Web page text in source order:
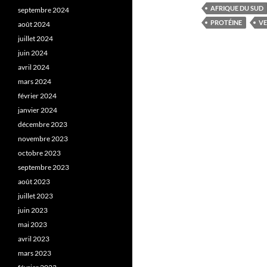
AFRIQUE DU SUD
PROTÉINE
septembre 2024
août 2024
juillet 2024
juin 2024
avril 2024
mars 2024
février 2024
janvier 2024
décembre 2023
novembre 2023
octobre 2023
septembre 2023
août 2023
juillet 2023
juin 2023
mai 2023
avril 2023
mars 2023